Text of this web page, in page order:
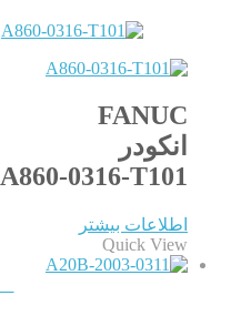
FANUC
انکودر
A860-0316-T101
اطلاعات بیشتر
Quick View